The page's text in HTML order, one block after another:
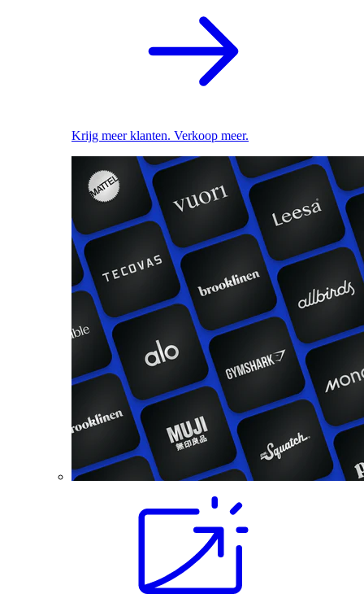
Krijg meer klanten. Verkoop meer.